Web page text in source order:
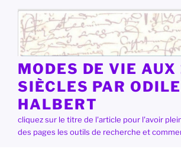
contenu
principal
MODES DE VIE AUX
SIÈCLES PAR ODILE
HALBERT
cliquez sur le titre de l'article pour l'avoir
des pages les outils de recherche et